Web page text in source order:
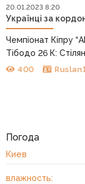
20.01.2023 8:20
Українці за
Чемпіонат Кіпру
Тібодо 26 К:
400
Погода
Киев
влажность: